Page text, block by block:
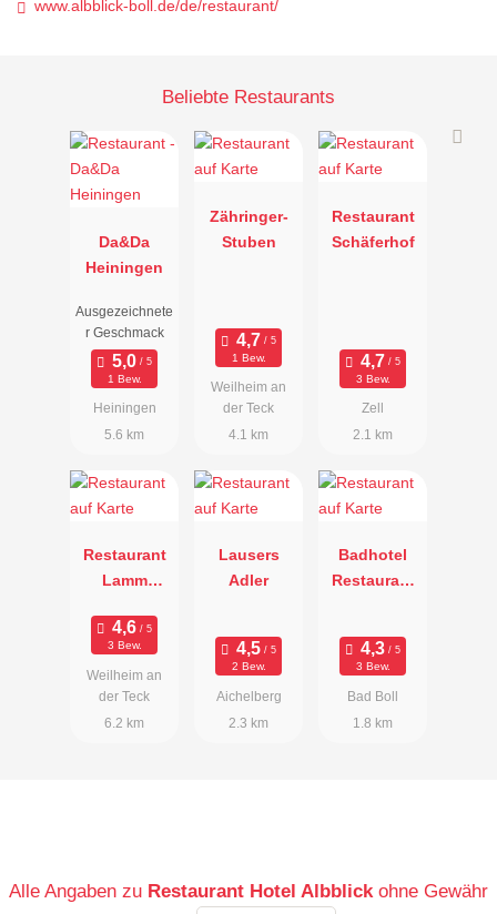
www.albblick-boll.de/de/restaurant/
Beliebte Restaurants
Da&Da
Heiningen
Ausgezeichnete
r Geschmack
1 Bew.
Heiningen
5.6 km
Zähringer-
Stuben
1 Bew.
Weilheim an
der Teck
4.1 km
Restaurant
Schäferhof
3 Bew.
Zell
2.1 km
Restaurant
Lamm
3 Bew.
Weilheim an
der Teck
6.2 km
Lausers
Adler
2 Bew.
Aichelberg
2.3 km
Badhotel
Restaurant
3 Bew.
Bad Boll
1.8 km
Alle Angaben zu Restaurant Hotel Albblick ohne Gewähr